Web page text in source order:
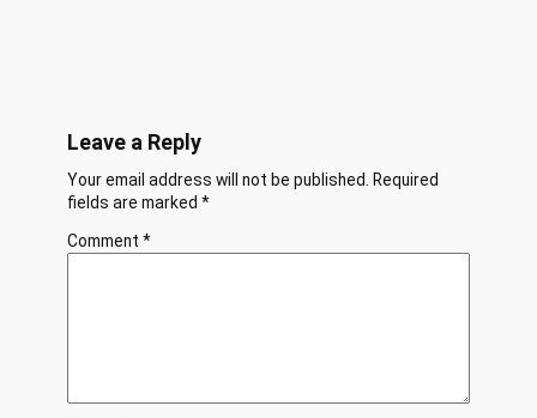
Leave a Reply
Your email address will not be published. Required
fields are marked *
Comment *